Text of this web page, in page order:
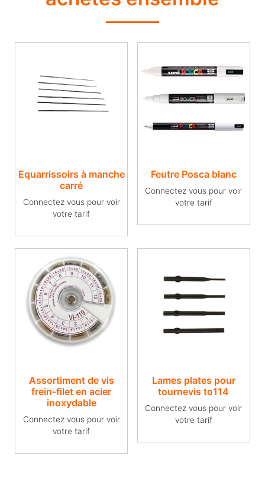
Equarrissoirs à manche
carré
Connectez vous pour voir
votre tarif
Feutre Posca blanc
Connectez vous pour voir
votre tarif
Assortiment de vis
frein-filet en acier
inoxydable
Connectez vous pour voir
votre tarif
Lames plates pour
tournevis to114
Connectez vous pour voir
votre tarif